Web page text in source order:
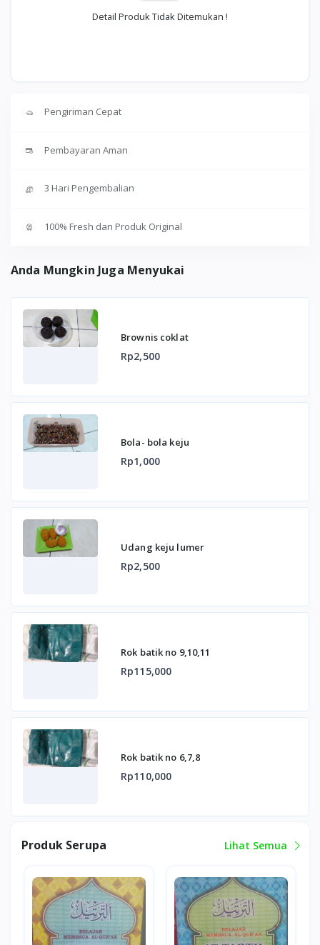
Detail Produk Tidak Ditemukan !
Pengiriman Cepat
Pembayaran Aman
3 Hari Pengembalian
100% Fresh dan Produk Original
Anda Mungkin Juga Menyukai
Brownis coklat
Rp2,500
Bola- bola keju
Rp1,000
Udang keju lumer
Rp2,500
Rok batik no 9,10,11
Rp115,000
Rok batik no 6,7,8
Rp110,000
Produk Serupa Lihat Semua